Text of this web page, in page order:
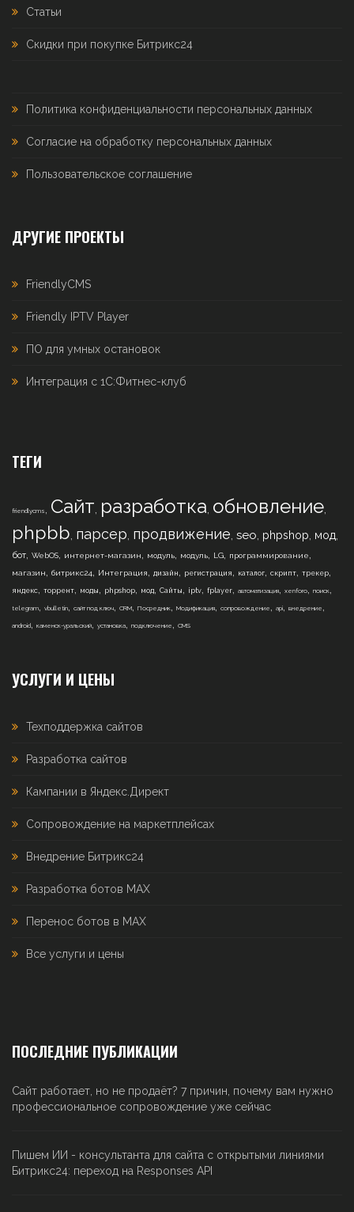
Статьи
Скидки при покупке Битрикс24
Политика конфиденциальности персональных данных
Согласие на обработку персональных данных
Пользовательское соглашение
ДРУГИЕ ПРОЕКТЫ
FriendlyCMS
Friendly IPTV Player
ПО для умных остановок
Интеграция с 1С:Фитнес-клуб
ТЕГИ
friendlycms , Сайт, разработка, обновление,
phpbb, парсер, продвижение, seo, phpshop, мод,
бот, WebOS, интернет-магазин, модуль, модуль, LG, программирование,
магазин, битрикс24, Интеграция, дизайн , регистрация , каталог, скрипт, трекер,
яндекс, торрент, моды , phpshop, мод, Сайты , iptv, fplayer, автоматизация, xenforo, поиск,
telegram, vbulletin, сайт под ключ, CRM, Посредник, Модификация, сопровождение , api, внедрение ,
android, каменск-уральский, установка, подключение , CMS
УСЛУГИ И ЦЕНЫ
Техподдержка сайтов
Разработка сайтов
Кампании в Яндекс.Директ
Сопровождение на маркетплейсах
Внедрение Битрикс24
Разработка ботов MAX
Перенос ботов в MAX
Все услуги и цены
ПОСЛЕДНИЕ ПУБЛИКАЦИИ
Сайт работает, но не продаёт? 7 причин, почему вам нужно
профессиональное сопровождение уже сейчас
Пишем ИИ - консультанта для сайта с открытыми линиями
Битрикс24: переход на Responses API